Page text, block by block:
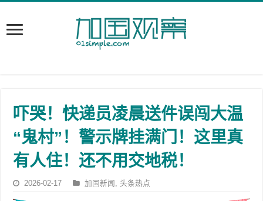
吓哭！快递员凌晨送件误闯大温
“鬼村”！警示牌挂满门！这里真
有人住！还不用交地税！
2026-02-17 加国新闻 ,头条热点